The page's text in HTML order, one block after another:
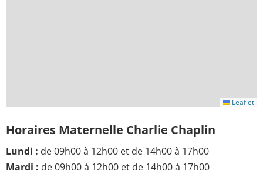
Leaflet
Horaires Maternelle Charlie Chaplin
Lundi : de 09h00 à 12h00 et de 14h00 à 17h00
Mardi : de 09h00 à 12h00 et de 14h00 à 17h00